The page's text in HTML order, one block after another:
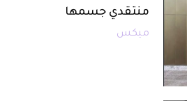
منتقدي جسمها
ميكس